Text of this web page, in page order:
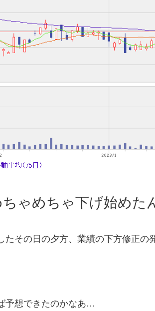
ゃめちゃ下げ始めた
その日の夕方、業績の下方修正の
予想できたのかなあ…